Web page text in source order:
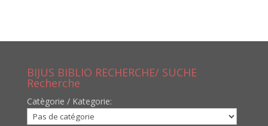
BIJUS BIBLIO RECHERCHE/ SUCHE
Recherche
Catègorie / Kategorie: